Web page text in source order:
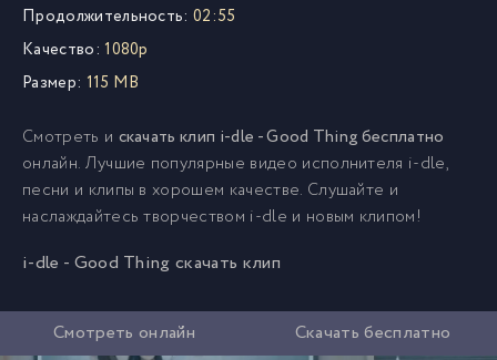
Продолжительность: 02:55
Качество: 1080p
Размер: 115 MB
Смотреть и скачать клип i-dle - Good Thing бесплатно
онлайн. Лучшие популярные видео исполнителя i-dle,
песни и клипы в хорошем качестве. Слушайте и
наслаждайтесь творчеством i-dle и новым клипом!
i-dle - Good Thing скачать клип
Смотреть онлайн Скачать бесплатно